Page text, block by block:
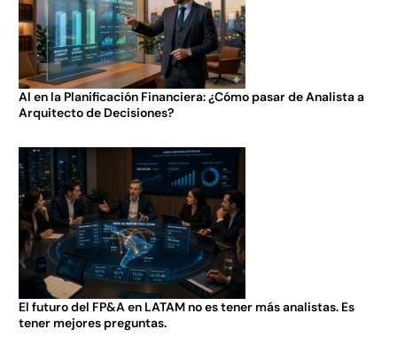
AI en la Planificación Financiera: ¿Cómo pasar de Analista a
Arquitecto de Decisiones?
El futuro del FP&A en LATAM no es tener más analistas. Es
tener mejores preguntas.